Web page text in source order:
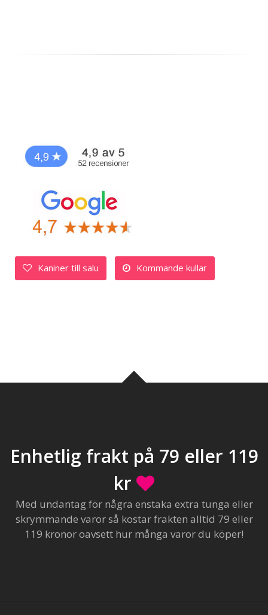
Kaniner till salu Kommande kullar
Enhetlig frakt på 79 eller 119
kr
Med undantag för några enstaka extra tunga eller
skrymmande varor så kostar frakten alltid 79 eller
119 kronor oavsett hur många varor du köper!